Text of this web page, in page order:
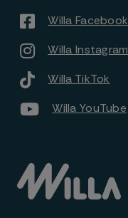
Willa Facebook
Willa Instagram
Willa TikTok
Willa YouTube